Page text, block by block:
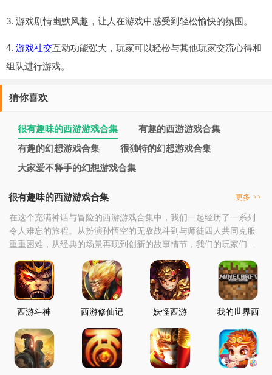
3. 游戏剧情幽默风趣，让人在游戏中感受到轻松愉快的氛围。
4. 游戏社交互动功能强大，玩家可以轻松与其他玩家交流心得和
组队进行游戏。
猜你喜欢
很有趣味的西游游戏合集
有趣的西游游戏合集
有趣的幻想游戏合集
很独特的幻想游戏合集
大家爱不释手的幻想游戏合集
很有趣味的西游游戏合集 更多 >>
在这个充满神话与冒险的西游游戏合集中，我们一起经历了一系列
令人难忘的旅程。从扮演孙悟空的无敌战斗到与师徒四人共同克服
重重困难，从经典的场景再现到创新的故事情节，我们的玩家们一
直在这个深受喜爱的古典名著世界中探险，体验着奇幻与挑战的乐
趣。在这个过程中，我们见证了玩家们的策略运用与角色成长。他
们学会了如何组合不同的技能和法术，掌握队伍的合作与协调，以
及如何应对各种妖魔鬼怪的挑战。他们的智慧和勇气不断提
西游斗神
西游修仙记 妖怪西游
我的世界西